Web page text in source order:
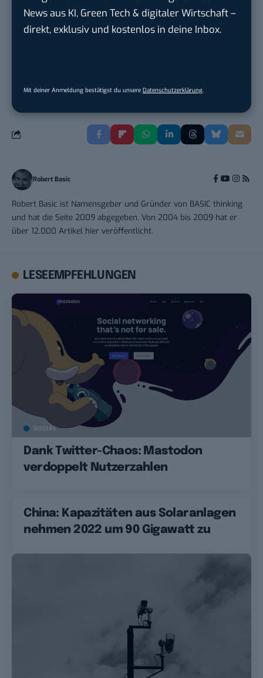
News aus KI, Green Tech & digitaler Wirtschaft –
direkt, exklusiv und kostenlos in deine Inbox.
Mit deiner Anmeldung bestätigst du unsere Datenschutzerklärung.
Tropical Island Holding GmbH inKrausnick-
THEMEN: BLOGGING
Robert Basic
Robert Basic ist Namensgeber und Gründer von BASIC thinking
und hat die Seite 2009 abgegeben. Von 2004 bis 2009 hat er
über 12.000 Artikel hier veröffentlicht.
LESEEMPFEHLUNGEN
SOCIAL
Dank Twitter-Chaos: Mastodon
verdoppelt Nutzerzahlen
China: Kapazitäten aus Solaranlagen
nehmen 2022 um 90 Gigawatt zu